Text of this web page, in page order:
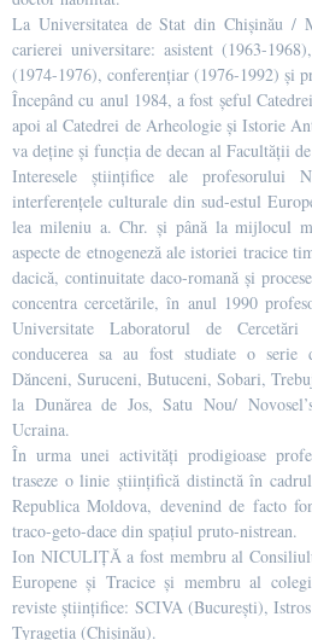
La Universitatea de Stat din Chişinău /
carierei universitare: asistent (1963-
(1974-1976), conferențiar (1976-1992) și
Începând cu anul 1984, a fost șeful
apoi al Catedrei de Arheologie și Istorie
va deţine şi funcţia de decan al Facultăţii
Interesele ştiinţifice ale profesorului
interferenţele culturale din sud-estul
lea mileniu a. Chr. şi până la mijlocul
aspecte de etnogeneză ale istoriei tracice
dacică, continuitate daco-romană şi
concentra cercetările, în anul 1990
Universitate Laboratorul de Cercetări
conducerea sa au fost studiate o serie
Dănceni, Suruceni, Butuceni, Sobari,
la Dunărea de Jos, Satu Nou/
Ucraina.
În urma unei activități prodigioase
traseze o linie științifică distinctă în
Republica Moldova, devenind de facto
traco-geto-dace din spațiul pruto-nistrean.
Ion NICULIȚĂ a fost membru al
Europene şi Tracice și membru al
reviste ştiinţifice: SCIVA (Bucureşti),
Tyragetia (Chişinău).